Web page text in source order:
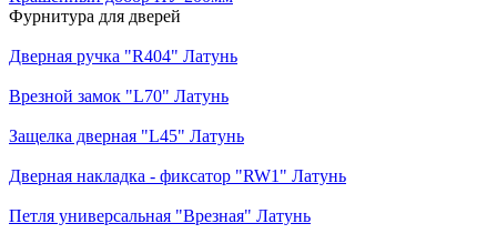
Фурнитура для дверей
Дверная ручка "R404" Латунь
Врезной замок "L70" Латунь
Защелка дверная "L45" Латунь
Дверная накладка - фиксатор "RW1" Латунь
Петля универсальная "Врезная" Латунь